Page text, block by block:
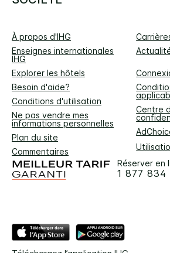
À propos d'IHG
Enseignes internationales
IHG
Explorer les hôtels
Besoin d'aide?
Conditions d'utilisation
Centre
Ne pas vendre mes
informations personnelles
Plan du site
Commentaires
Réserver en
1 877 834